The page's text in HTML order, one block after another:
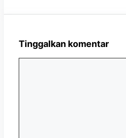
Tinggalkan komentar